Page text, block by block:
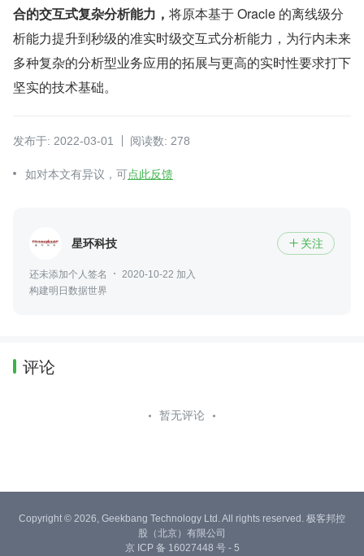
合的交互式复杂分析能力， 将原本基于 Oracle 的离线级分
析能力提升到秒级的准实时级交互式分析能力，为行内未来
多种复杂的分析型业务应用的拓展与更高的实时性要求打下
坚实的技术基础。
发布于: 2022-03-01 阅读数: 278
如对本文有异议，可点此反馈
星环科技  关注
还未添加个人签名
2020-10-22 加入
构建明日数据世界
评论
暂无评论
Copyright © 2026, Geekbang Technology Ltd. All rights reserved. 极客邦控
股（北京）有限公司
京 ICP 备 16027448 号 - 5